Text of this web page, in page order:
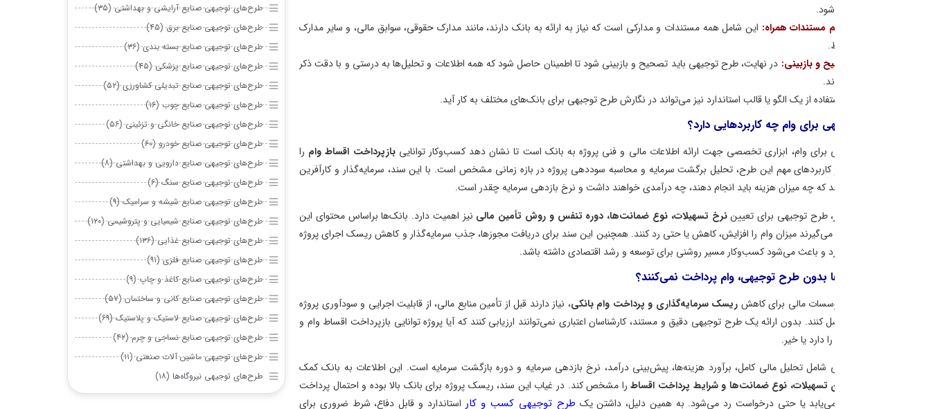
این شامل همه مستندات و مدارکی است که نیاز به ارائه به بانک دارند، مانند مدارک حقوقی، سوابق مالی، و سایر مدارک
در نهایت، طرح توجیهی باید تصحیح و بازبینی شود تا اطمینان حاصل شود که همه اطلاعات و تحلیل‌ها به درستی و با دقت ذکر
از یک الگو یا قالب استاندارد نیز می‌تواند در نگارش طرح توجیهی برای بانک‌های مختلف به کار آید.
برای وام چه کاربردهایی دارد؟
وام، ابزاری تخصصی جهت ارائه اطلاعات مالی و فنی پروژه به بانک است تا نشان دهد کسب‌وکار تواناییبازپرداخت اقساط وامرا
کاربردهای مهم این طرح، تحلیل برگشت سرمایه و محاسبه سوددهی پروژه در بازه زمانی مشخص است. با این سند، سرمایه‌گذار و کارآفرین
که چه میزان هزینه باید انجام دهند، چه درآمدی خواهند داشت و نرخ بازدهی سرمایه چقدر است.
طرح توجیهی برای تعییننرخ تسهیلات، نوع ضمانت‌ها، دوره تنفس و روش تأمین مالینیز اهمیت دارد. بانک‌ها براساس محتوای این
میزان وام را افزایش، کاهش یا حتی رد کنند. همچنین این سند برای دریافت مجوزها، جذب سرمایه‌گذار و کاهش ریسک اجرای پروژه
و باعث می‌شود کسب‌وکار مسیر روشنی برای توسعه و رشد اقتصادی داشته باشد.
بدون طرح توجیهی، وام پرداخت نمی‌کنند؟
مالی برای کاهشریسک سرمایه‌گذاری و پرداخت وام بانکی، نیاز دارند قبل از تأمین منابع مالی، از قابلیت اجرایی و سودآوری پروژه
کنند. بدون ارائه یک طرح توجیهی دقیق و مستند، کارشناسان اعتباری نمی‌توانند ارزیابی کنند که آیا پروژه توانایی بازپرداخت اقساط وام و
تحلیل مالی کامل، برآورد هزینه‌ها، پیش‌بینی درآمد، نرخ بازدهی سرمایه و دوره بازگشت سرمایه است. این اطلاعات به بانک کمک
تسهیلات، نوع ضمانت‌ها و شرایط پرداخت اقساط را مشخص کند. در غیاب این سند، ریسک پروژه برای بانک بالا بوده و احتمال پرداخت
یا حتی درخواست رد می‌شود. به همین دلیل، داشتن یکطرح توجیهی کسب و کاراستاندارد و قابل دفاع، شرط ضروری برای
طرح‌های توجیهی صنایع آرایشی و بهداشتی (۳۵)
طرح‌های توجیهی صنایع برق (۴۵)
طرح‌های توجیهی صنایع بسته بندی (۳۶)
طرح‌های توجیهی صنایع پزشکی (۴۵)
طرح‌های توجیهی صنایع تبدیلی کشاورزی (۵۲)
طرح‌های توجیهی صنایع چوب (۱۶)
طرح‌های توجیهی صنایع خانگی و تزئینی (۵۶)
طرح‌های توجیهی صنایع خودرو (۶۰)
طرح‌های توجیهی صنایع دارویی و بهداشتی (۸)
طرح‌های توجیهی صنایع سنگ (۶)
طرح‌های توجیهی صنایع شیشه و سرامیک (۹)
طرح‌های توجیهی صنایع شیمیایی و پتروشیمی (۱۲۰)
طرح‌های توجیهی صنایع غذایی (۱۳۶)
طرح‌های توجیهی صنایع فلزی (۹۱)
طرح‌های توجیهی صنایع کاغذ و چاپ (۹)
طرح‌های توجیهی صنایع کانی و ساختمان (۵۷)
طرح‌های توجیهی صنایع لاستیک و پلاستیک (۶۹)
طرح‌های توجیهی صنایع نساجی و چرم (۴۲)
طرح‌های توجیهی ماشین آلات صنعتی (۱۱)
طرح‌های توجیهی نیروگاه‌ها (۱۸)